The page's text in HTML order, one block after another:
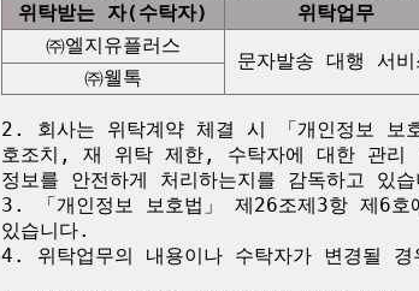
위탁받는 자(수탁자)
위탁업무
㈜엘지유플러스
문자발송 대행 서비
㈜웰톡
2. 회사는 위탁계약 체결 시 「개인정보 보
호조치, 재 위탁 제한, 수탁자에 대한 관리
정보를 안전하게 처리하는지를 감독하고 있
3. 「개인정보 보호법」 제26조제3항 제6
있습니다.
4. 위탁업무의 내용이나 수탁자가 변경될